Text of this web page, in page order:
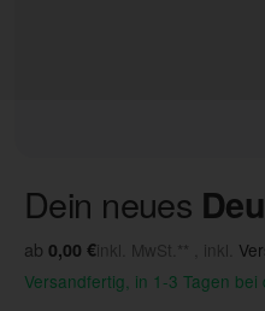
Dein neues
ab 0,00 €inkl. MwSt.** , inkl.
Versandfertig, in 1-3 Tagen bei